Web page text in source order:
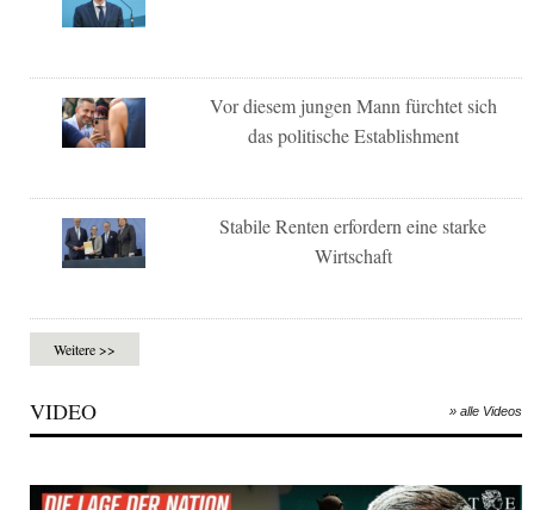
Vor diesem jungen Mann fürchtet sich
das politische Establishment
Stabile Renten erfordern eine starke
Wirtschaft
Weitere >>
VIDEO » alle Videos